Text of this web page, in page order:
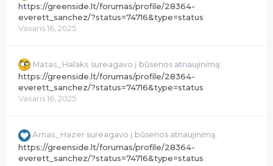
https://greenside.lt/forumas/profile/28364-
everett_sanchez/?status=74716&type=status
Vasaris 16, 2025
Matas_Halaks sureagavo į būsenos atnaujinimą:
https://greenside.lt/forumas/profile/28364-
everett_sanchez/?status=74716&type=status
Vasaris 16, 2025
Arnas_Hazer sureagavo į būsenos atnaujinimą:
https://greenside.lt/forumas/profile/28364-
everett_sanchez/?status=74716&type=status